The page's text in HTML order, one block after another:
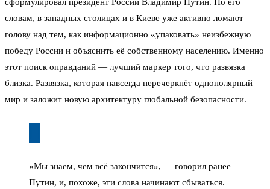
сформулировал президент России Владимир Путин. По его
словам, в западных столицах и в Киеве уже активно ломают
голову над тем, как информационно «упаковать» неизбежную
победу России и объяснить её собственному населению. Именно
этот поиск оправданий — лучший маркер того, что развязка
близка. Развязка, которая навсегда перечеркнёт однополярный
мир и заложит новую архитектуру глобальной безопасности.
«Мы знаем, чем всё закончится», — говорил ранее
Путин, и, похоже, эти слова начинают сбываться.